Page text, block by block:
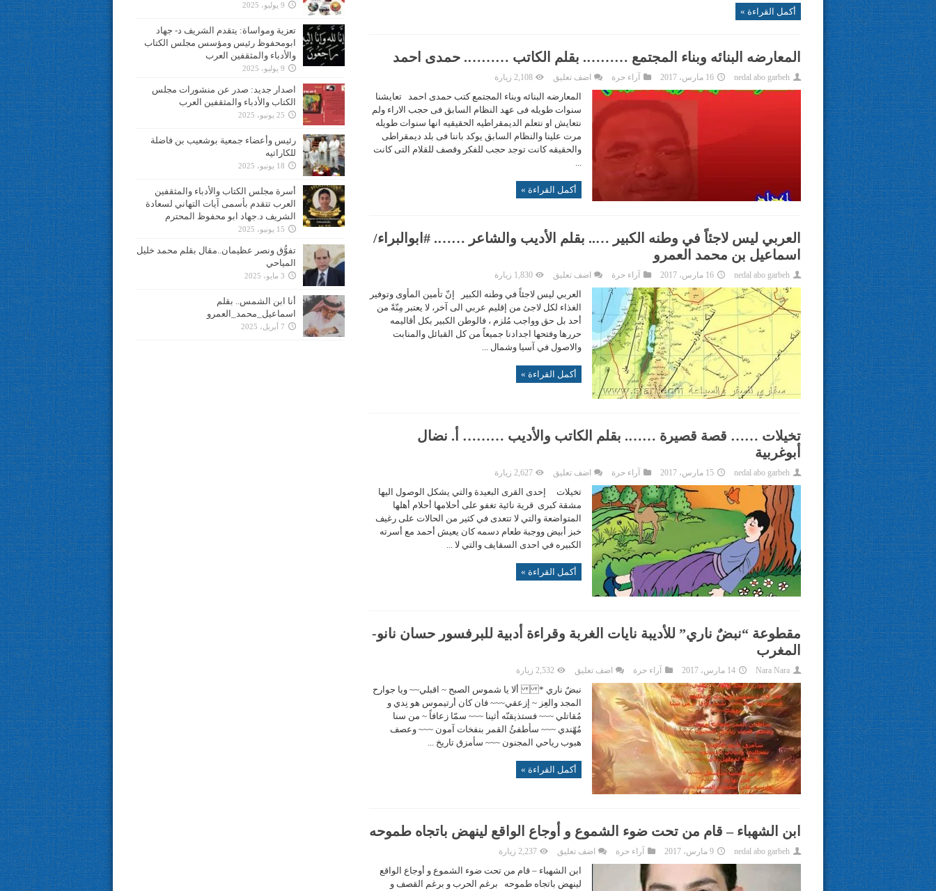
أكمل القراءة »
المعارضه البنائه وبناء المجتمع ………. بقلم الكاتب ………. حمدى احمد
nedal abo garbeh 16 مارس، 2017 آراء حرة اضف تعليق 2,108 زيارة
المعارضه البنائه وبناء المجتمع كتب حمدى احمد تعايشنا
سنوات طويله فى عهد النظام السابق فى حجب الاراء ولم
نتعايش او نتعلم الديمقراطيه الحقيقيه انها سنوات طويله
مرت علينا والنظام السابق يوكد باننا فى بلد ديمقراطى
والحقيقه كانت توجد حجب للفكر وقصف للقلام التى كانت
...
أكمل القراءة »
العربي ليس لاجئاً في وطنه الكبير ….. بقلم الأديب والشاعر ……. #ابوالبراء/
اسماعيل بن محمد العمرو
nedal abo garbeh 16 مارس، 2017 آراء حرة اضف تعليق 1,830 زيارة
العربي ليس لاجئاً في وطنه الكبير إنّ تأمين المأوى وتوفير
الغذاء لكل لاجئ من إقليم عربي الى آخر، لا يعتبر مِنّةً من
أحد بل حق وواجب مُلزم ، فالوطن الكبير بكل أقاليمه
حررها وفتحها اجدادنا جميعاً من كل القبائل والمنابت
والاصول في آسيا وشمال ...
أكمل القراءة »
تخيلات …… قصة قصيرة ……. بقلم الكاتب والأديب ……… أ. نضال
أبوغربية
nedal abo garbeh 15 مارس، 2017 آراء حرة اضف تعليق 2,627 زيارة
تخيلات إحدى القرى البعيدة والتي يشكل الوصول اليها
مشقة كبرى قرية نائية تغفو على أحلامها أحلام أهلها
المتواضعة والتي لا تتعدى في كثير من الحالات على رغيف
خبز أبيض ووجبة طعام دسمه كان يعيش أحمد مع أسرته
الكبيره في احدى السقايف والتي لا ...
أكمل القراءة »
مقطوعة “نبضٌ ناري” للأديبة نايات الغربة وقراءة أدبية للبرفسور حسان نانو-
المغرب
Nara Nara 14 مارس، 2017 آراء حرة اضف تعليق 2,532 زيارة
نبضٌ ناري * ألا يا شموس الصبح ~ اقبلي~~ ويا جوارح
المجد والعِز ~ إزعقي~~~ فان كان أرتيموس هو نِدي و
مُقاتلي ~~~ فستذيقنّه أثينا ~~~ سمّا زعافاً ~ من سنا
مُهّندي ~~~ سأطفئُ القمر بنفخات آمون ~~~ وعصف
هبوب رياحي المجنون ~~~ سأمزق تاريخ ...
أكمل القراءة »
ابن الشهباء – قام من تحت ضوء الشموع و أوجاع الواقع لينهض باتجاه طموحه
nedal abo garbeh 9 مارس، 2017 آراء حرة اضف تعليق 2,237 زيارة
ابن الشهباء – قام من تحت ضوء الشموع و أوجاع الواقع
لينهض باتجاه طموحه برغم الحرب و برغم القصف و
9 يوليو، 2025
تعزية ومواساة: يتقدم الشريف د- جهاد
ابومحفوظ رئيس ومؤسس مجلس الكتاب
والأدباء والمثقفين العرب
9 يوليو، 2025
اصدار جديد: صدر عن منشورات مجلس
الكتاب والأدباء والمثقفين العرب
25 يونيو، 2025
رئيس وأعضاء جمعية بوشعيب بن فاضلة
للكاراتيه
18 يونيو، 2025
أسرة مجلس الكتاب والأدباء والمثقفين
العرب تتقدم بأسمى آيات التهاني لسعادة
الشريف د.جهاد ابو محفوظ المحترم
15 يونيو، 2025
تفوُّق ونصر عظيمان..مقال بقلم محمد خليل
المياحي
3 مايو، 2025
أنا ابن الشمس.. بقلم
اسماعيل_محمد_العمرو
7 أبريل، 2025